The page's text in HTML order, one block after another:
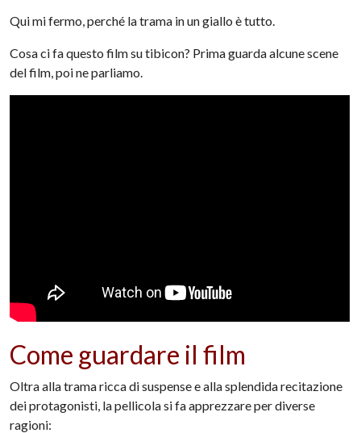
Qui mi fermo, perché la trama in un giallo è tutto.
Cosa ci fa questo film su tibicon? Prima guarda alcune scene
del film, poi ne parliamo.
Come guardare il film
Oltra alla trama ricca di suspense e alla splendida recitazione
dei protagonisti, la pellicola si fa apprezzare per diverse
ragioni: